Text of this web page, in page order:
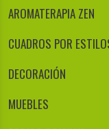
AROMATERAPIA ZEN
CUADROS POR
DECORACIÓN
MUEBLES